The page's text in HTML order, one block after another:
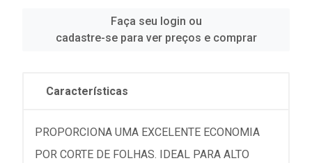
Faça seu login ou
cadastre-se para ver preços e comprar
Características
PROPORCIONA UMA EXCELENTE ECONOMIA
POR CORTE DE FOLHAS. IDEAL PARA ALTO